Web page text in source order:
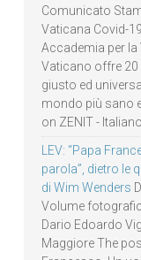
Comunicato
Vaticana Covid-
Accademia per la
Vaticano offre 20
giusto ed
mondo più sano
on ZENIT - Italiano.
LEV: “Papa
parola”, dietro le
di Wim Wenders
Volume
Dario Edoardo
Maggiore The